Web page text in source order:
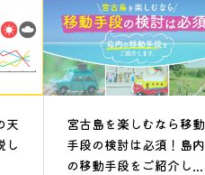
天
し
宮古島を楽しむなら移動
手段の検討は必須！島内
の移動手段をご紹介し...